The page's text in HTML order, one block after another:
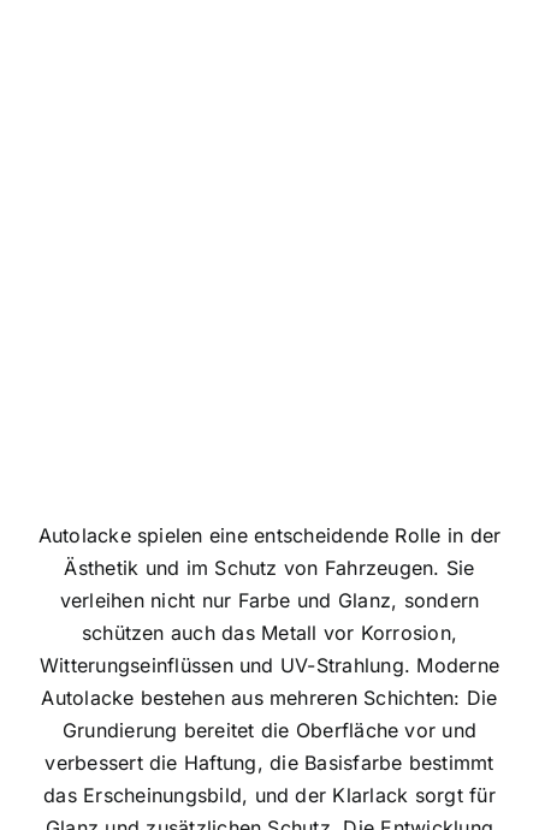
Autolacke spielen eine entscheidende Rolle in der
Ästhetik und im Schutz von Fahrzeugen. Sie
verleihen nicht nur Farbe und Glanz, sondern
schützen auch das Metall vor Korrosion,
Witterungseinflüssen und UV-Strahlung. Moderne
Autolacke bestehen aus mehreren Schichten: Die
Grundierung bereitet die Oberfläche vor und
verbessert die Haftung, die Basisfarbe bestimmt
das Erscheinungsbild, und der Klarlack sorgt für